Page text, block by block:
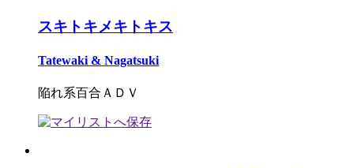
スキトキメキトキス
Tatewaki & Nagatsuki
陥れ系百合ＡＤＶ